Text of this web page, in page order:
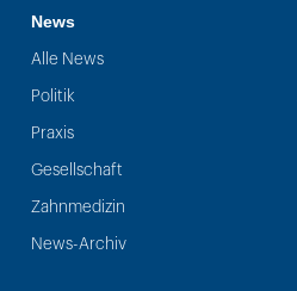
News
Alle News
Politik
Praxis
Gesellschaft
Zahnmedizin
News-Archiv